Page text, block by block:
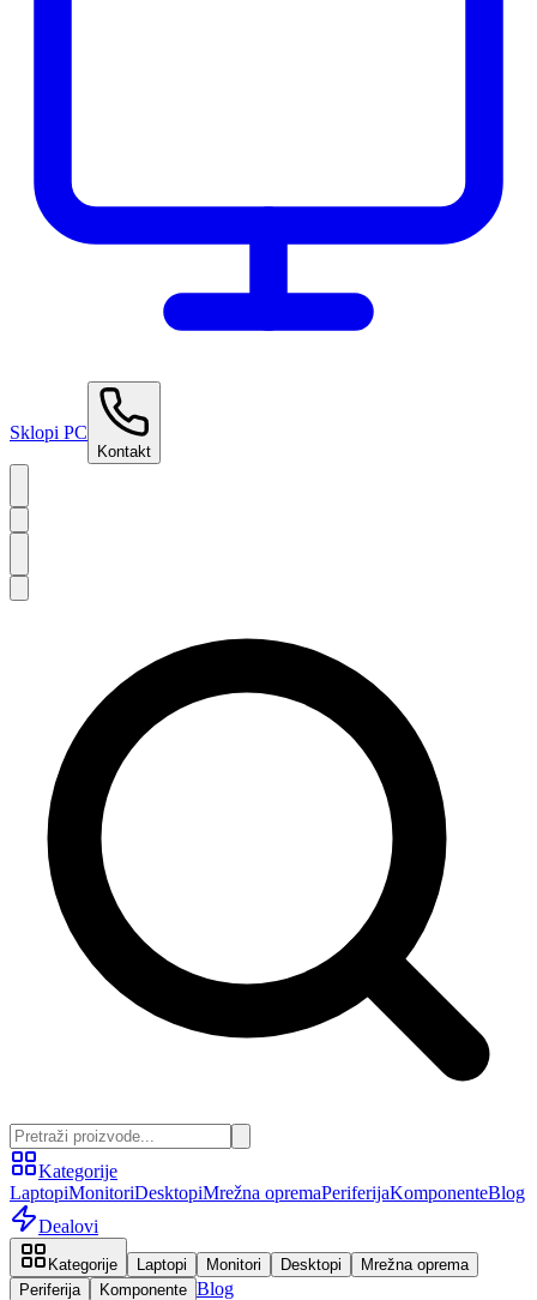
Sklopi PC
Kontakt
Kategorije
LaptopiMonitoriDesktopiMrežna opremaPeriferijaKomponenteBlog
Dealovi
Kategorije Laptopi Monitori Desktopi
Mrežna oprema
Periferija
Komponente Blog